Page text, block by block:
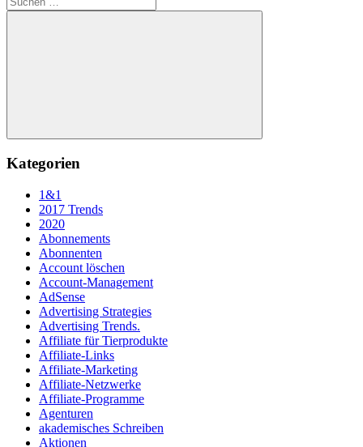
nach:
Suchen
Kategorien
1&1
2017 Trends
2020
Abonnements
Abonnenten
Account löschen
Account-Management
AdSense
Advertising Strategies
Advertising Trends.
Affiliate für Tierprodukte
Affiliate-Links
Affiliate-Marketing
Affiliate-Netzwerke
Affiliate-Programme
Agenturen
akademisches Schreiben
Aktionen